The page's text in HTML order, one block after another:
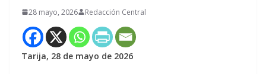
28 mayo, 2026 Redacción Central
Tarija, 28 de mayo de 2026